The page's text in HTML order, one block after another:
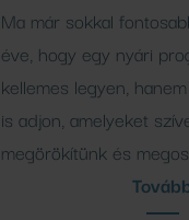
Ma már sokkal
éve, hogy egy nyári
kellemes legyen,
is adjon, amelyeket
megörökítünk és